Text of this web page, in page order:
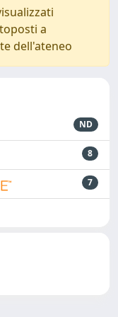
a
dell'ateneo
ND
8
7